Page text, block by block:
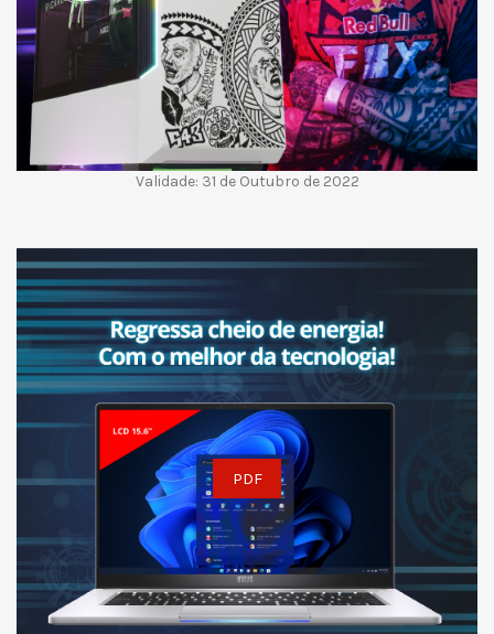
Validade: 31 de Outubro de 2022
PDF